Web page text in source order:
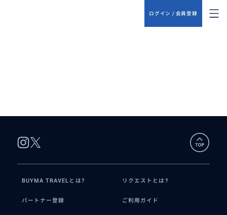
ログイン / 会員登録
BUYMA TRAVELとは? リクエストとは?
パートナー登録 ご利用ガイド